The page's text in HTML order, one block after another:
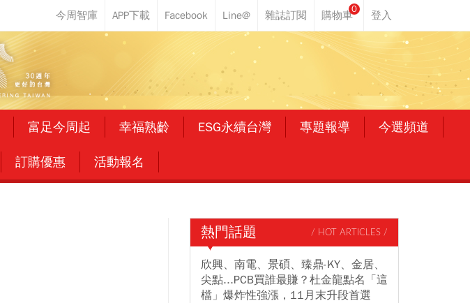
0
富足今周起 幸福熟齡 ESG永續台灣 專題報導 今選頻道
訂購優惠 活動報名
熱門話題 / HOT ARTICLES /
欣興、南電、景碩、臻鼎-KY、金居、
尖點...PCB買誰最賺？杜金龍點名「這
檔」爆炸性強漲，11月末升段首選